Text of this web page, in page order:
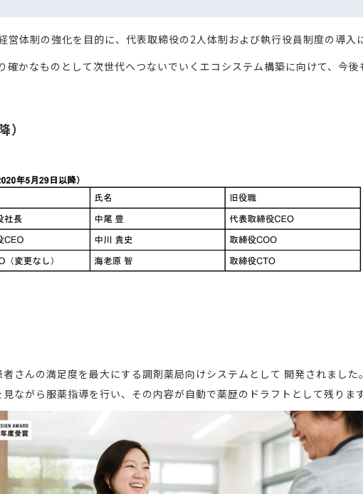
営体制の強化を目的に、代表取締役の2人体制および執行役員制度の導入
確かなものとして次世代へつないでいくエコシステム構築に向けて、今後
）
さんの満足度を最大にする調剤薬局向けシステムとして 開発されまし
ながら服薬指導を行い、その内容が自動で薬歴のドラフトとして残ります